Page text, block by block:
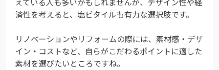
済性を考えると、塩ビタイルも有力な選択肢です。
リノベーションやリフォームの際には、素材感・デザ
イン・コストなど、自らがこだわるポイントに適した
素材を選びたいところですね。